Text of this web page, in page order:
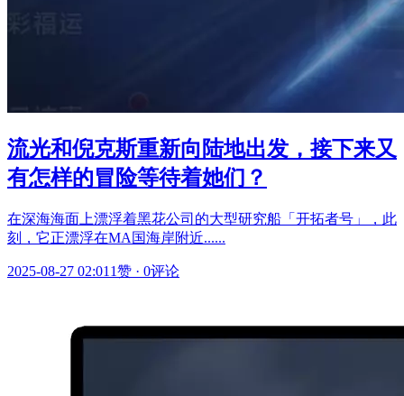
流光和倪克斯重新向陆地出发，接下来又
有怎样的冒险等待着她们？
在深海海面上漂浮着黑花公司的大型研究船「开拓者号」，此
刻，它正漂浮在MA国海岸附近......
2025-08-27 02:01 1赞 · 0评论